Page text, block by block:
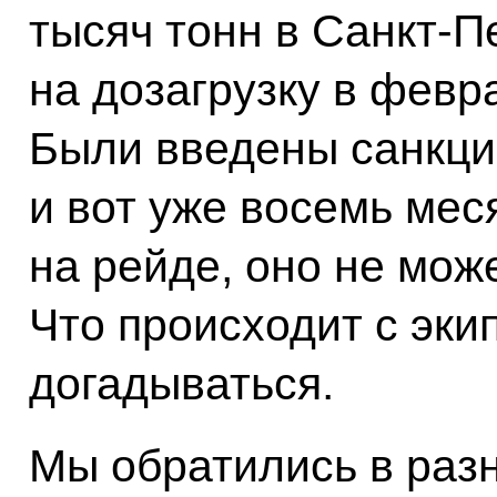
тысяч тонн в Санкт-
на дозагрузку в
Были введены
и вот уже восемь
на рейде, оно не
Что происходит с
догадываться.
Мы обратились в